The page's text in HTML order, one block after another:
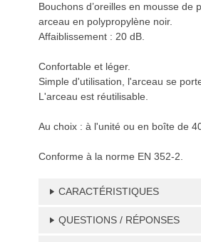
Bouchons d’oreilles en mousse de
arceau en polypropylène noir.
Affaiblissement : 20 dB.
Confortable et léger.
Simple d'utilisation, l'arceau se
L'arceau est réutilisable.
Au choix : à l'unité ou en boîte de
Conforme à la norme EN 352-2.
CARACTÉRISTIQUES
QUESTIONS / RÉPONSES